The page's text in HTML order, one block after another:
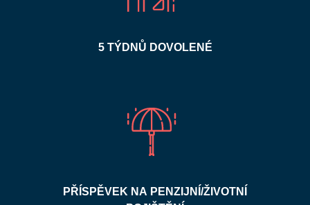
5 TÝDNŮ DOVOLENÉ
PŘÍSPĚVEK NA PENZIJNÍ/ŽIVOTNÍ